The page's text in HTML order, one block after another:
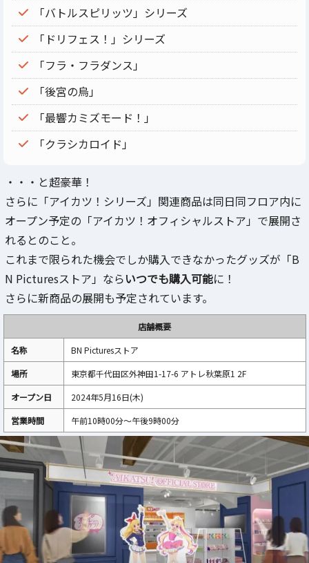
「バトルスピリッツ」シリーズ
「ドリフェス！」シリーズ
「フラ・フラダンス」
「後宮の烏」
「最響カミズモード！」
「クラシカロイド」
・・・と超豪華！
さらに「アイカツ！シリーズ」関連商品は同日同フロア内に
オープン予定の「アイカツ！オフィシャルストア」で展開さ
れるとのこと。
これまで限られた機会でしか購入できなかったグッズが「B
N Picturesストア」ならいつでも購入可能に！
さらに新商品の展開も予定されています。
店舗概要
名称
BN Picturesストア
場所
東京都千代田区外神田1-17-6 アトレ秋葉原1 2F
オープン日
2024年5月16日(木)
営業時間
午前10時00分～午後9時00分